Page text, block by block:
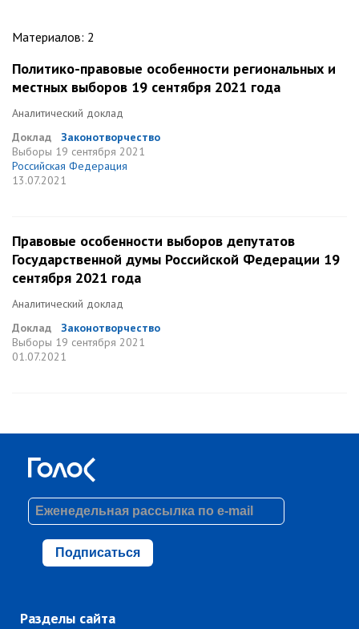
Материалов: 2
Политико-правовые особенности региональных и
местных выборов 19 сентября 2021 года
Аналитический доклад
Доклад
Законотворчество
Выборы 19 сентября 2021
Российская Федерация
13.07.2021
Правовые особенности выборов депутатов
Государственной думы Российской Федерации 19
сентября 2021 года
Аналитический доклад
Доклад
Законотворчество
Выборы 19 сентября 2021
01.07.2021
Подписаться
Разделы сайта